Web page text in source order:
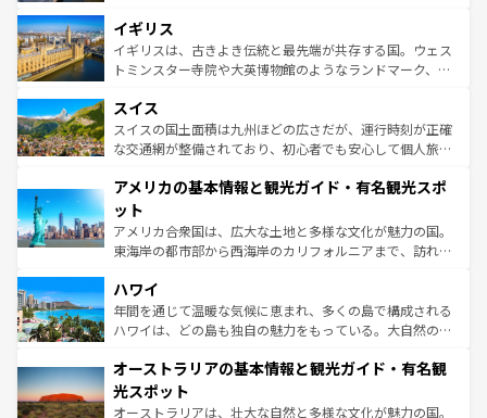
いる。シャンパンの発祥地であるランス、プロヴァンスの
香り高いラベンダー畑など、多彩な楽しみ方が可能だ。さ
らに、パリ以外の地域にも魅力が溢れており、どの街角に
れる地方に足を運ぶとそれぞれで全く異なる文化を体験で
きるだろう。 なお、新着のフランス情報はコンテンツ一覧
を参照してほしい。
顔を持つこの国は、どこを歩いても飽きることがない。ベ
ルリンの文化的活気、バイエルン州のアルプスの絶景、そ
してライン川沿いのワイン畑といった風景は必見。ビール
は、お酒好きな人にはぜひ体験してほしい。 なお、新着の
ドイツ情報はコンテンツ一覧を参照してほしい。
イギリス
イギリスは、古きよき伝統と最先端が共存する国。ウェス
トミンスター寺院や大英博物館のようなランドマーク、歴
リアごとに異なる魅力がある。また、優雅なアフタヌーン
ティー、ビール好きにはたまらない英国パブ、サッカー観
戦など、本場だからこそできる体験も豊富。イギリスを旅
ンツ一覧を参照してほしい。
スイス
スイスの国土面積は九州ほどの広さだが、運行時刻が正確
な交通網が整備されており、初心者でも安心して個人旅行
の建物がそのまま残る町や、スイスならではのユニークな
博物館もあり、アルプス観光だけでなく町歩きも満喫する
ことができる。国民の所得が高いため物価も高いが、旅行
者向けの交通パス提供のサービスもあり、うまく活用すれ
着のスイス情報は
アメリカの基本情報と観光ガイド・有名観光スポ
ット
アメリカ合衆国は、広大な土地と多様な文化が魅力の国。
東海岸の都市部から西海岸のカリフォルニアまで、訪れる
のような巨大都市は、観光、ショッピング、エンターテイ
ンメントが詰まった刺激的なスポットだ。一方、アメリカ
西部には大自然が広がり、グランドキャニオンやイエロー
部のニューオーリンズでは、音楽と美食が融合した独特の
文化が魅力。旅行者はアメリカの各地域で異なる魅力を楽
しみながら、その多様性と豊かな歴史を感じることができ
ハワイ
年間を通じて温暖な気候に恵まれ、多くの島で構成される
ハワイは、どの島も独自の魅力をもっている。大自然の神
ワイ島は見逃せない。また、定番の観光地といえばオアフ
島だが、静かな自然を求めるならマウイ島やカウアイ島が
おすすめ。エメラルドグリーンに輝く海をはじめ、豊かな
オーストラリアの基本情報と観光ガイド・有名観
光スポット
オーストラリアは、壮大な自然と多様な文化が魅力の国。